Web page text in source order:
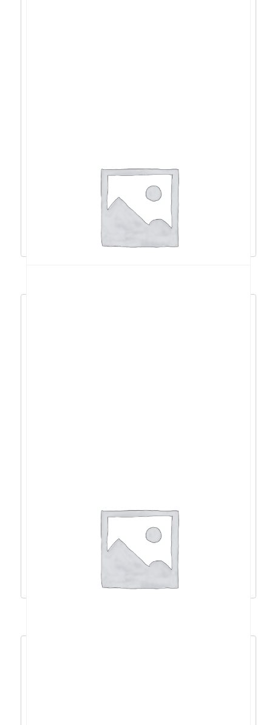
5425U/8GB/512GB/15,6”FHD/DOS/m+t –
NX.K80EX.00G
435,15€ 391,64 €
Dodaj u košaricu
8840HS/16GB/512GB/15,6″FHD/W11 –
NX.KVXEX.005
921,38€ 829,24 €
Dodaj u košaricu